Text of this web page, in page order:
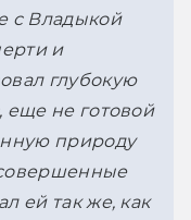
с Владыкой
и
глубокую
еще не готовой
природу
ей так же, как